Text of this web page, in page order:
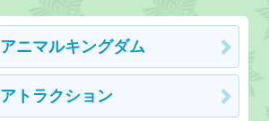
アニマルキングダム
アトラクション